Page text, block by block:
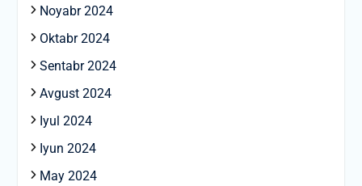
Noyabr 2024
Oktabr 2024
Sentabr 2024
Avgust 2024
Iyul 2024
Iyun 2024
May 2024